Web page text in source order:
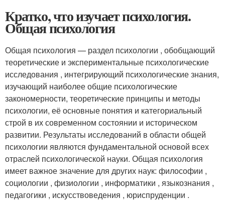
Кратко, что изучает психология.
Общая психология
Общая психология — раздел психологии , обобщающий
теоретические и экспериментальные психологические
исследования , интегрирующий психологические знания,
изучающий наиболее общие психологические
закономерности, теоретические принципы и методы
психологии, её основные понятия и категориальный
строй в их современном состоянии и историческом
развитии. Результаты исследований в области общей
психологии являются фундаментальной основой всех
отраслей психологической науки. Общая психология
имеет важное значение для других наук: философии ,
социологии , физиологии , информатики , языкознания ,
педагогики , искусствоведения , юриспруденции .